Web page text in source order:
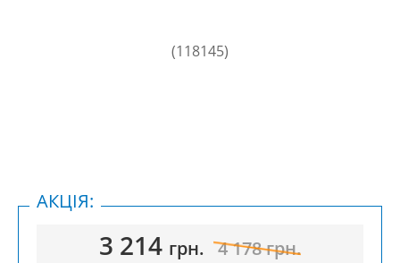
3 214 грн. 4 178грн.
АКЦІЯ: